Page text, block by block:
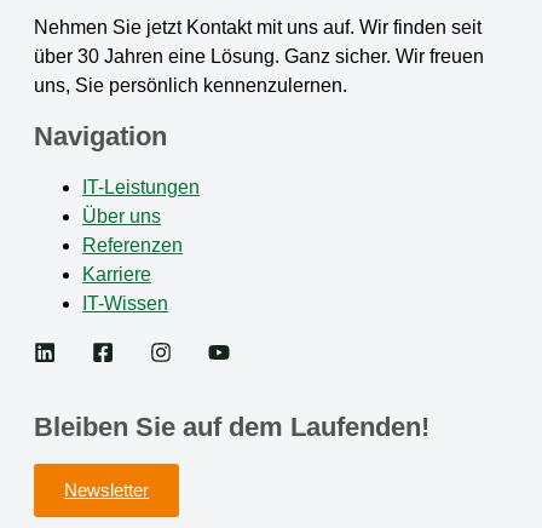
Nehmen Sie jetzt Kontakt mit uns auf. Wir finden seit
über 30 Jahren eine Lösung. Ganz sicher. Wir freuen
uns, Sie persönlich kennenzulernen.
Navigation
IT-Leistungen
Über uns
Referenzen
Karriere
IT-Wissen
Bleiben Sie auf dem Laufenden!
Newsletter